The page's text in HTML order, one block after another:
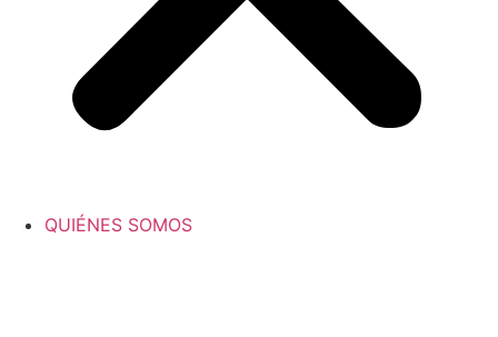
QUIÉNES SOMOS